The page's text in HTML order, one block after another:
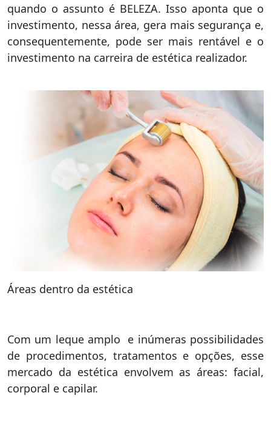
quando o assunto é BELEZA. Isso aponta que o
investimento, nessa área, gera mais segurança e,
consequentemente, pode ser mais rentável e o
investimento na carreira de estética realizador.
Áreas dentro da estética
Com um leque amplo e inúmeras possibilidades
de procedimentos, tratamentos e opções, esse
mercado da estética envolvem as áreas: facial,
corporal e capilar.